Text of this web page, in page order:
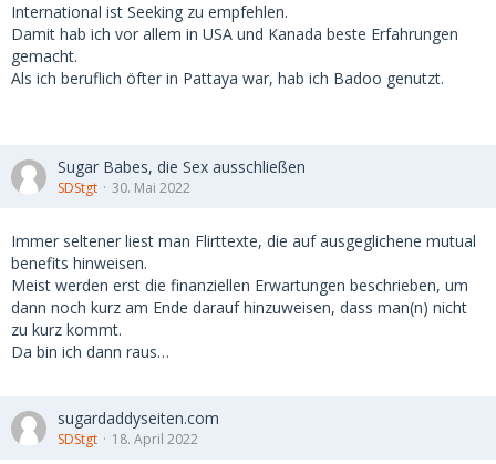
International ist Seeking zu empfehlen.
Damit hab ich vor allem in USA und Kanada beste Erfahrungen
gemacht.
Als ich beruflich öfter in Pattaya war, hab ich Badoo genutzt.
Sugar Babes, die Sex ausschließen
SDStgt 30. Mai 2022
Immer seltener liest man Flirttexte, die auf ausgeglichene mutual
benefits hinweisen.
Meist werden erst die finanziellen Erwartungen beschrieben, um
dann noch kurz am Ende darauf hinzuweisen, dass man(n) nicht
zu kurz kommt.
Da bin ich dann raus…
sugardaddyseiten.com
SDStgt 18. April 2022